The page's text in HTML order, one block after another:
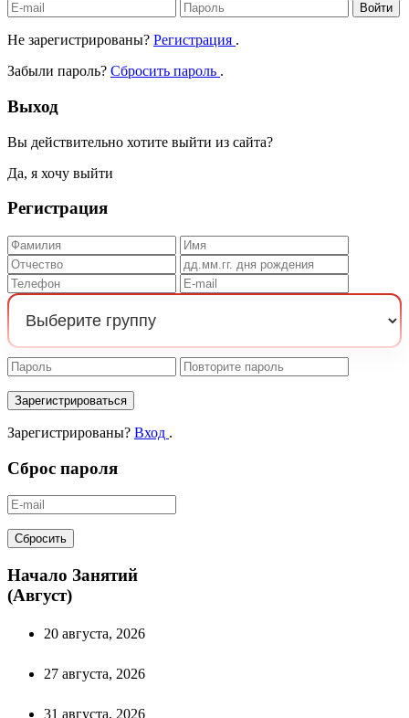
Войти
Не зарегистрированы? Регистрация .
Забыли пароль? Сбросить пароль .
Выход
Вы действительно хотите выйти из сайта?
Да, я хочу выйти
Регистрация
Зарегистрироваться
Зарегистрированы? Вход .
Сброс пароля
Сбросить
Начало Занятий
(Август)
20 августа, 2026
27 августа, 2026
31 августа, 2026